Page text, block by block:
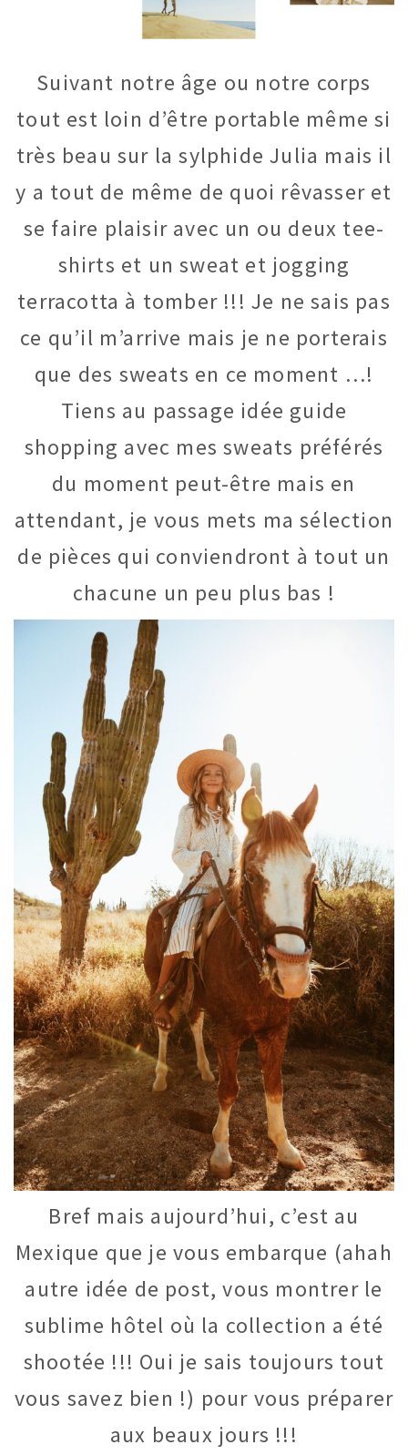
Suivant notre âge ou notre corps
tout est loin d’être portable même si
très beau sur la sylphide Julia mais il
y a tout de même de quoi rêvasser et
se faire plaisir avec un ou deux tee-
shirts et un sweat et jogging
terracotta à tomber !!! Je ne sais pas
ce qu’il m’arrive mais je ne porterais
que des sweats en ce moment …!
Tiens au passage idée guide
shopping avec mes sweats préférés
du moment peut-être mais en
attendant, je vous mets ma sélection
de pièces qui conviendront à tout un
chacune un peu plus bas !
Bref mais aujourd’hui, c’est au
Mexique que je vous embarque (ahah
autre idée de post, vous montrer le
sublime hôtel où la collection a été
shootée !!! Oui je sais toujours tout
vous savez bien !) pour vous préparer
aux beaux jours !!!